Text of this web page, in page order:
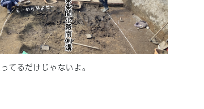
てるだけじゃないよ。